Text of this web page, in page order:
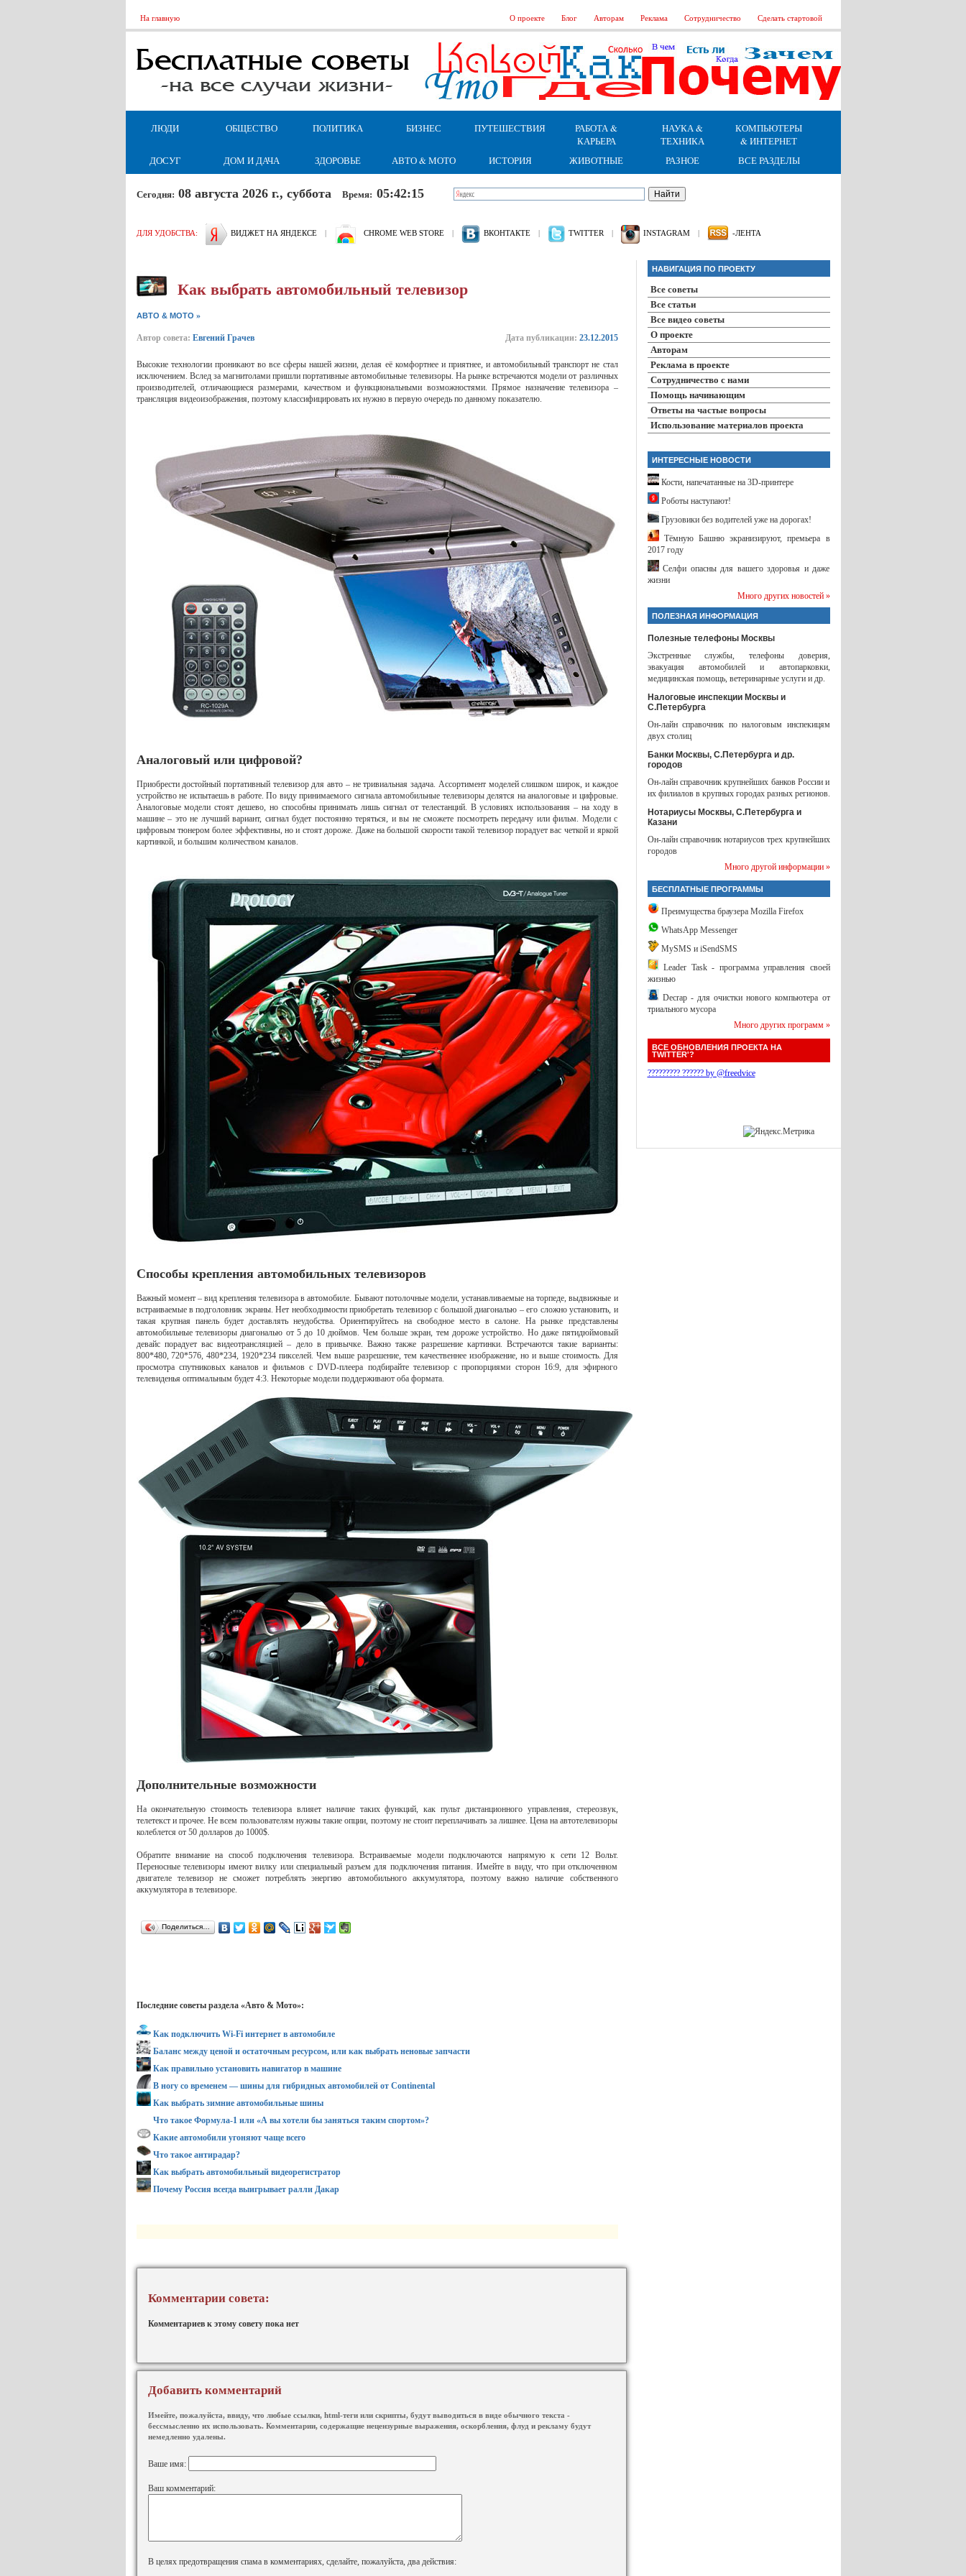
На главную О проекте Блог Авторам Реклама Сотрудничество Сделать стартовой
ЛЮДИ ОБЩЕСТВО ПОЛИТИКА БИЗНЕС ПУТЕШЕСТВИЯ
РАБОТА &
КАРЬЕРА
НАУКА &
ТЕХНИКА
КОМПЬЮТЕРЫ
& ИНТЕРНЕТ
ДОСУГ
ДОМ И ДАЧА ЗДОРОВЬЕ АВТО & МОТО ИСТОРИЯ ЖИВОТНЫЕ РАЗНОЕ ВСЕ РАЗДЕЛЫ
Сегодня: 08 августа 2026 г., суббота Время: 05:42:16
ДЛЯ УДОБСТВА: ВИДЖЕТ НА ЯНДЕКСЕ | CHROME WEB STORE | ВКОНТАКТЕ | TWITTER | INSTAGRAM | -ЛЕНТА
Как выбрать автомобильный телевизор
АВТО & МОТО »
Автор совета: Евгений Грачев Дата публикации: 23.12.2015
Высокие технологии проникают во все сферы нашей жизни, делая её комфортнее и приятнее, и автомобильный транспорт не стал
исключением. Вслед за магнитолами пришли портативные автомобильные телевизоры. На рынке встречаются модели от различных
производителей, отличающиеся размерами, качеством и функциональными возможностями. Прямое назначение телевизора –
трансляция видеоизображения, поэтому классифицировать их нужно в первую очередь по данному показателю.
Аналоговый или цифровой?
Приобрести достойный портативный телевизор для авто – не тривиальная задача. Ассортимент моделей слишком широк, и каждое
устройство не испытаешь в работе. По виду принимаемого сигнала автомобильные телевизоры делятся на аналоговые и цифровые.
Аналоговые модели стоят дешево, но способны принимать лишь сигнал от телестанций. В условиях использования – на ходу в
машине – это не лучший вариант, сигнал будет постоянно теряться, и вы не сможете посмотреть передачу или фильм. Модели с
цифровым тюнером более эффективны, но и стоят дороже. Даже на большой скорости такой телевизор порадует вас четкой и яркой
картинкой, и большим количеством каналов.
Способы крепления автомобильных телевизоров
Важный момент – вид крепления телевизора в автомобиле. Бывают потолочные модели, устанавливаемые на торпеде, выдвижные и
встраиваемые в подголовник экраны. Нет необходимости приобретать телевизор с большой диагональю – его сложно установить, и
такая крупная панель будет доставлять неудобства. Ориентируйтесь на свободное место в салоне. На рынке представлены
автомобильные телевизоры диагональю от 5 до 10 дюймов. Чем больше экран, тем дороже устройство. Но даже пятидюймовый
девайс порадует вас видеотрансляцией – дело в привычке. Важно также разрешение картинки. Встречаются такие варианты:
800*480, 720*576, 480*234, 1920*234 пикселей. Чем выше разрешение, тем качественнее изображение, но и выше стоимость. Для
просмотра спутниковых каналов и фильмов с DVD-плеера подбирайте телевизор с пропорциями сторон 16:9, для эфирного
телевиденья оптимальным будет 4:3. Некоторые модели поддерживают оба формата.
Дополнительные возможности
На окончательную стоимость телевизора влияет наличие таких функций, как пульт дистанционного управления, стереозвук,
телетекст и прочее. Не всем пользователям нужны такие опции, поэтому не стоит переплачивать за лишнее. Цена на автотелевизоры
колеблется от 50 долларов до 1000$.
Обратите внимание на способ подключения телевизора. Встраиваемые модели подключаются напрямую к сети 12 Вольт.
Переносные телевизоры имеют вилку или специальный разъем для подключения питания. Имейте в виду, что при отключенном
двигателе телевизор не сможет потреблять энергию автомобильного аккумулятора, поэтому важно наличие собственного
аккумулятора в телевизоре.
Поделиться…
Последние советы раздела «Авто & Мото»:
Как подключить Wi-Fi интернет в автомобиле
Баланс между ценой и остаточным ресурсом, или как выбрать неновые запчасти
Как правильно установить навигатор в машине
В ногу со временем — шины для гибридных автомобилей от Continental
Как выбрать зимние автомобильные шины
Что такое Формула-1 или «А вы хотели бы заняться таким спортом»?
Какие автомобили угоняют чаще всего
Что такое антирадар?
Как выбрать автомобильный видеорегистратор
Почему Россия всегда выигрывает ралли Дакар
Комментарии совета:
Комментариев к этому совету пока нет
Добавить комментарий
Имейте, пожалуйста, ввиду, что любые ссылки, html-теги или скрипты, будут выводиться в виде обычного текста -
бессмысленно их использовать. Комментарии, содержащие нецензурные выражения, оскорбления, флуд и рекламу будут
немедленно удалены.
Ваше имя:
Ваш комментарий:
В целях предотвращения спама в комментариях, сделайте, пожалуйста, два действия:
НАВИГАЦИЯ ПО ПРОЕКТУ
Все советы
Все статьи
Все видео советы
О проекте
Авторам
Реклама в проекте
Сотрудничество с нами
Помощь начинающим
Ответы на частые вопросы
Использование материалов проекта
ИНТЕРЕСНЫЕ НОВОСТИ
Кости, напечатанные на 3D-принтере
Роботы наступают!
Грузовики без водителей уже на дорогах!
Тёмную Башню экранизируют, премьера в
2017 году
Селфи опасны для вашего здоровья и даже
жизни
Много других новостей »
ПОЛЕЗНАЯ ИНФОРМАЦИЯ
Полезные телефоны Москвы
Экстренные службы, телефоны доверия,
эвакуация автомобилей и автопарковки,
медицинская помощь, ветеринарные услуги и др.
Налоговые инспекции Москвы и
С.Петербурга
Он-лайн справочник по налоговым инспекицям
двух столиц
Банки Москвы, С.Петербурга и др.
городов
Он-лайн справочник крупнейших банков России и
их филиалов в крупных городах разных регионов.
Нотариусы Москвы, С.Петербурга и
Казани
Он-лайн справочник нотариусов трех крупнейших
городов
Много другой информации »
БЕСПЛАТНЫЕ ПРОГРАММЫ
Преимущества браузера Mozilla Firefox
WhatsApp Messenger
MySMS и iSendSMS
Leader Task - программа управления своей
жизнью
Decrap - для очистки нового компьютера от
триального мусора
Много других программ »
ВСЕ ОБНОВЛЕНИЯ ПРОЕКТА НА
TWITTER'?
????????? ?????? by @freedvice